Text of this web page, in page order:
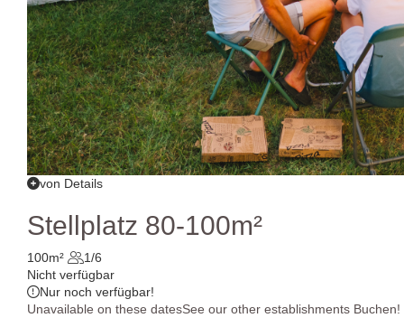
von Details
Stellplatz 80-100m²
100m²
1/6
Nicht verfügbar
Nur noch verfügbar!
Unavailable on these datesSee our other establishments Buchen!